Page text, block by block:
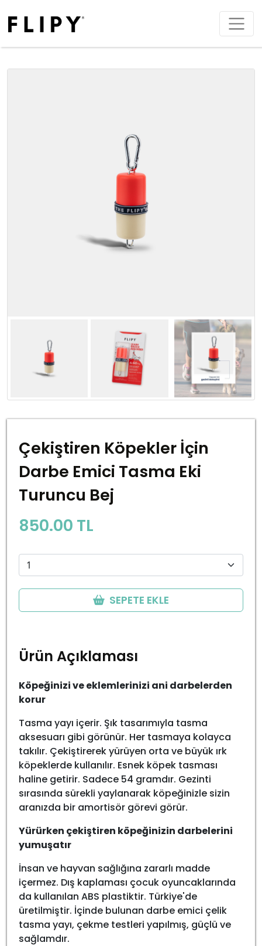
Çekiştiren Köpekler İçin
Darbe Emici Tasma Eki
Turuncu Bej
850.00 TL
SEPETE EKLE
Ürün Açıklaması
Köpeğinizi ve eklemlerinizi ani darbelerden
korur
Tasma yayı içerir. Şık tasarımıyla tasma
aksesuarı gibi görünür. Her tasmaya kolayca
takılır. Çekiştirerek yürüyen orta ve büyük ırk
köpeklerde kullanılır. Esnek köpek tasması
haline getirir. Sadece 54 gramdır. Gezinti
sırasında sürekli yaylanarak köpeğinizle sizin
aranızda bir amortisör görevi görür.
Yürürken çekiştiren köpeğinizin darbelerini
yumuşatır
İnsan ve hayvan sağlığına zararlı madde
içermez. Dış kaplaması çocuk oyuncaklarında
da kullanılan ABS plastiktir. Türkiye'de
üretilmiştir. İçinde bulunan darbe emici çelik
tasma yayı, çekme testleri yapılmış, güçlü ve
sağlamdır.